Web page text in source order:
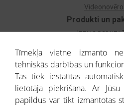
Produkti un
Izziņa par
Dzimtas
Uzņēmumu
Kredītizziņa par
Tīmekļa vietne izmanto
tehniskās darbības un
Tās tiek iestatītas
lietotāja piekrišana. Ar
papildus var tikt izmantotas